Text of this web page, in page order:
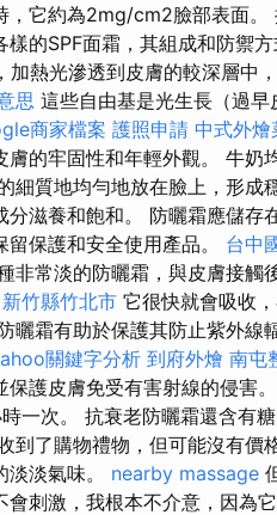
，它約為2mg/cm2臉部表面。
樣的SPF面霜，其組成和防禦
加熱光滲透到皮膚的較深層中
思 這些自由基是光生長（過早
商家檔案 護照申請 中式外燴
膚的牢固性和年輕外觀。 牛
細質地均勻地放在臉上，形成
分滋養和飽和。 防曬霜應儲存
留保護和安全使用產品。 台中
非常淡的防曬霜，與皮膚接觸
竹縣竹北市 它很快就會吸收
曬霜有助於保護其防止紫外線
關鍵字分析 到府外燴 南屯
保護皮膚免受有害射線的侵害。
一次。 抗衰老防曬霜還含有
到了購物禮物，但可能沒有價
淡淡氣味。 nearby massage
會刺激，我根本不介意，因為